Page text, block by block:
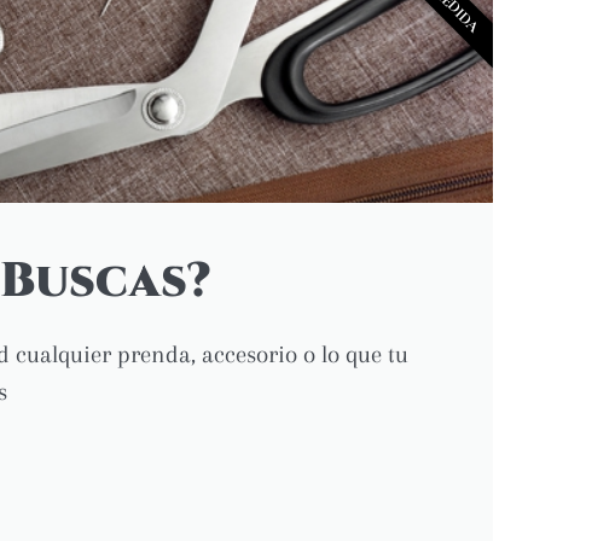
cualquier prenda, accesorio o lo que tu